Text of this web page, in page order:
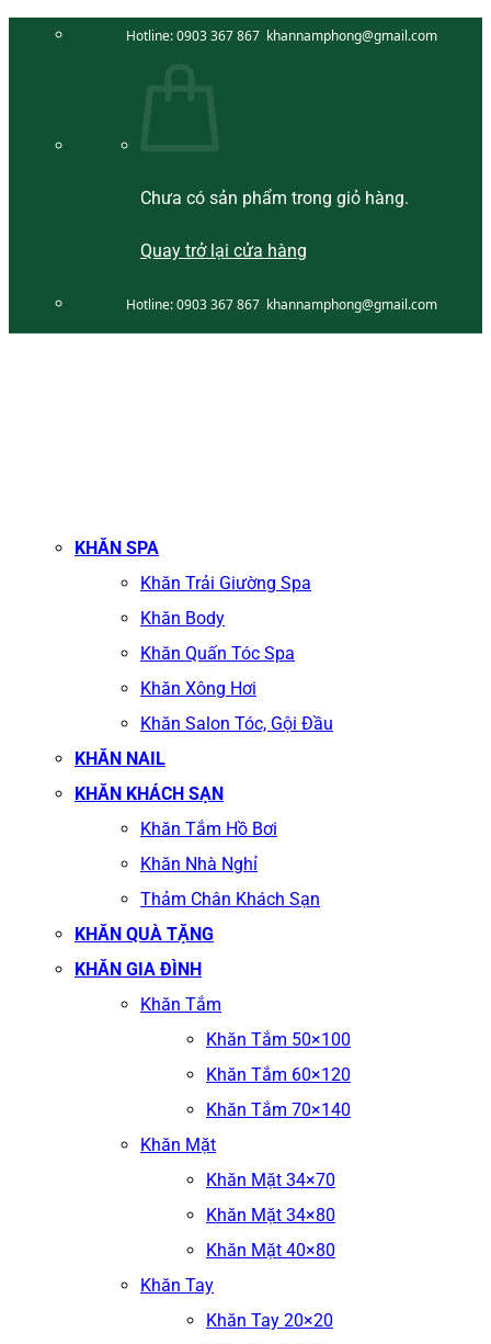
Hotline:0903 367 867 khannamphong@gmail.com
Chưa có sản phẩm trong giỏ hàng.
Quay trở lại cửa hàng
Hotline:0903 367 867 khannamphong@gmail.com
KHĂN SPA
Khăn Trải Giường Spa
Khăn Body
Khăn Quấn Tóc Spa
Khăn Xông Hơi
Khăn Salon Tóc, Gội Đầu
KHĂN NAIL
KHĂN KHÁCH SẠN
Khăn Tắm Hồ Bơi
Khăn Nhà Nghỉ
Thảm Chân Khách Sạn
KHĂN QUÀ TẶNG
KHĂN GIA ĐÌNH
Khăn Tắm
Khăn Tắm 50×100
Khăn Tắm 60×120
Khăn Tắm 70×140
Khăn Mặt
Khăn Mặt 34×70
Khăn Mặt 34×80
Khăn Mặt 40×80
Khăn Tay
Khăn Tay 20×20